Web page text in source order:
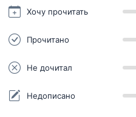
Хочу прочитать
Прочитано
Не дочитал
Недописано